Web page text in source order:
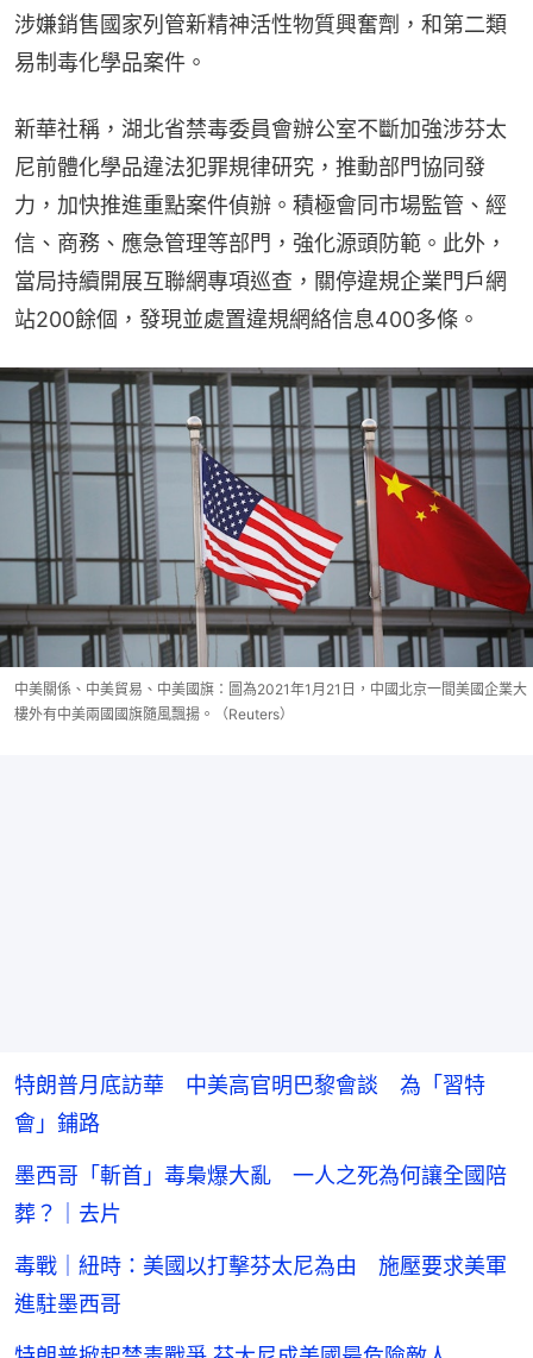
涉嫌銷售國家列管新精神活性物質興奮劑，和第二類
易制毒化學品案件。
新華社稱，湖北省禁毒委員會辦公室不斷加強涉芬太
尼前體化學品違法犯罪規律研究，推動部門協同發
力，加快推進重點案件偵辦。積極會同市場監管、經
信、商務、應急管理等部門，強化源頭防範。此外，
當局持續開展互聯網專項巡查，關停違規企業門戶網
站200餘個，發現並處置違規網絡信息400多條。
中美關係、中美貿易、中美國旗：圖為2021年1月21日，中國北京一間美國企業大
樓外有中美兩國國旗隨風飄揚。（Reuters）
特朗普月底訪華 中美高官明巴黎會談 為「習特
會」鋪路
墨西哥「斬首」毒梟爆大亂 一人之死為何讓全國陪
葬？｜去片
毒戰｜紐時：美國以打擊芬太尼為由 施壓要求美軍
進駐墨西哥